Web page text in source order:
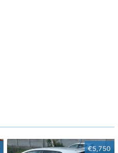
€5,750